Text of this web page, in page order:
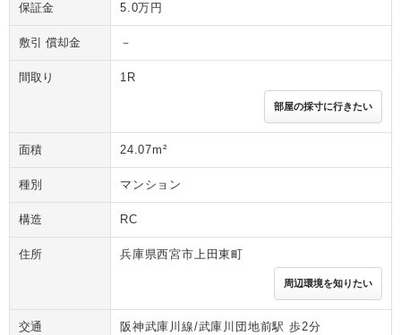
保証金 5.0万円
敷引 償却金 －
間取り 1R
部屋の採寸に行きたい
面積 24.07m²
種別 マンション
構造 RC
住所 兵庫県西宮市上田東町
周辺環境を知りたい
交通
阪神武庫川線/武庫川団地前駅 歩2分